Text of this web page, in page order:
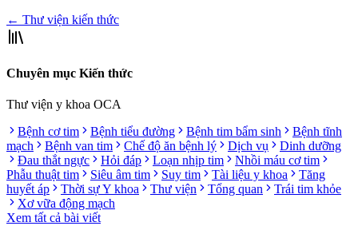
← Thư viện kiến thức
Chuyên mục Kiến thức
Thư viện y khoa OCA
Bệnh cơ tim
Bệnh tiểu đường Bệnh tim bẩm sinh
Bệnh tĩnh
mạch
Bệnh van tim Chế độ ăn bệnh lý Dịch vụ
Dinh dưỡng
Đau thắt ngực
Hỏi đáp Loạn nhịp tim
Nhồi máu cơ tim
Phẫu thuật tim
Siêu âm tim Suy tim Tài liệu y khoa
Tăng
huyết áp
Thời sự Y khoa Thư viện Tổng quan
Trái tim khỏe
Xơ vữa động mạch
Xem tất cả bài viết